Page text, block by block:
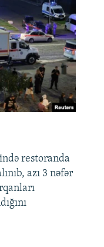
restoranda
azı 3 nəfər